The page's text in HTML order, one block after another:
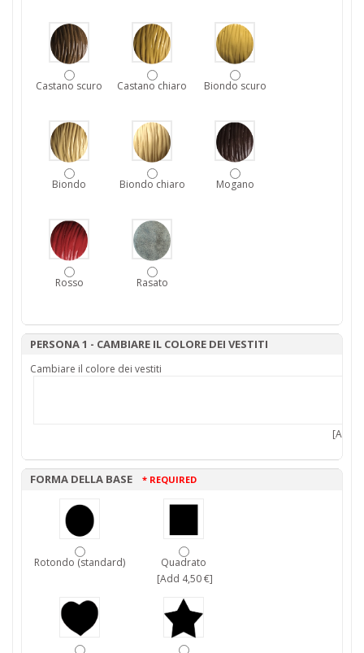
Castano scuro Castano chiaro Biondo scuro
Biondo Biondo chiaro Mogano
Rosso Rasato
PERSONA 1 - CAMBIARE IL COLORE DEI VESTITI
Cambiare il colore dei vestiti
[Add
FORMA DELLA BASE * REQUIRED
Rotondo (standard)
Quadrato
[Add 4,50 €]